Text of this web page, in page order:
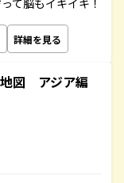
て脳もイキイキ！
詳細を見る
図 アジア編